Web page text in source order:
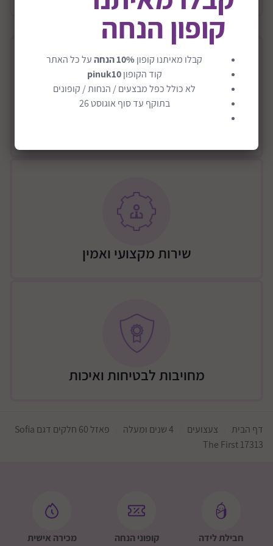
שירות מקצועי ואמין
מחויבות לבטיחות ואיכות
דף הבית צעצועים 4 שנים ומעלה
פאזל 60 חלקים דגם Sofia
The First 17313
חבילת לידה קופוני הנחה מכירה אישית
קופון הנחה
קבלו מאיתנו קופון 10% הנחה
על כל האתר
קוד הקופוןpinuk10
לא כולל כפל מבצעים / הנחות / קופונים
בתוקף עד סוף אוגוסט 26